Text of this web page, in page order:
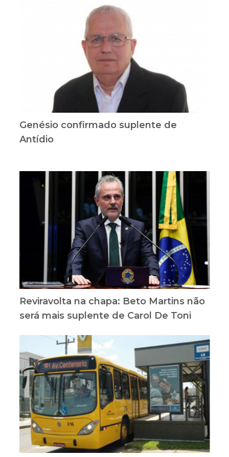
Genésio confirmado suplente de
Antídio
Reviravolta na chapa: Beto Martins não
será mais suplente de Carol De Toni